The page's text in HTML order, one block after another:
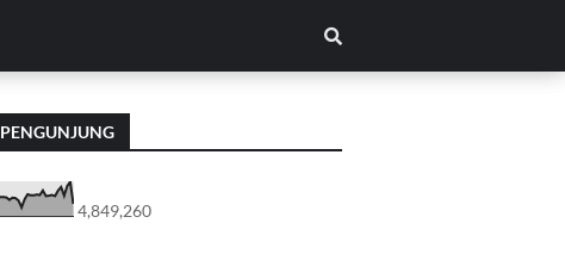
PENGUNJUNG
4,849,260